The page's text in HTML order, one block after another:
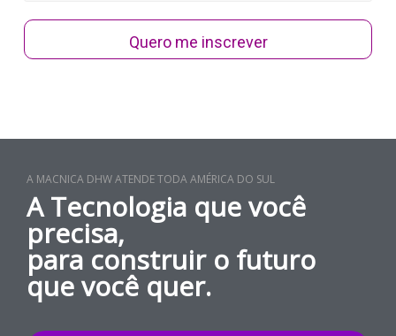
Quero me inscrever
A MACNICA DHW ATENDE TODA AMÉRICA DO SUL
A Tecnologia que você
precisa,
para construir o futuro
que você quer.